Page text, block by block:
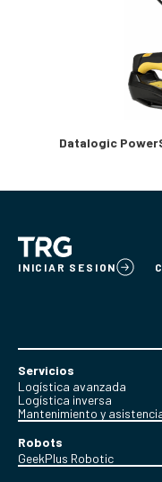
Datalogic
INICIAR SESION
Servicios
Logística avanzada
Logística inversa
Mantenimiento y
Robots
GeekPlus Robotic